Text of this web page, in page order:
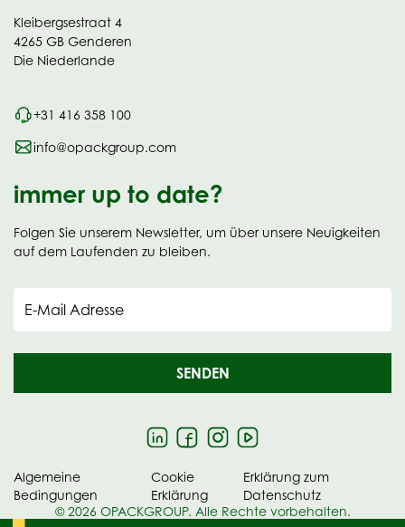
Kleibergsestraat 4
4265 GB Genderen
Die Niederlande
+31 416 358 100
info@opackgroup.com
immer up to date?
Folgen Sie unserem Newsletter, um über unsere Neuigkeiten
auf dem Laufenden zu bleiben.
E-Mail Adresse
SENDEN
© 2026 OPACKGROUP. Alle Rechte vorbehalten.
Algemeine
Bedingungen
Cookie
Erklärung
Erklärung zum
Datenschutz